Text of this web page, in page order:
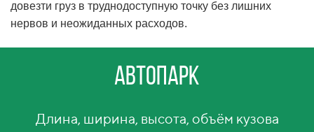
довезти груз в труднодоступную точку без лишних
нервов и неожиданных расходов.
Автопарк
Длина, ширина, высота, объём кузова